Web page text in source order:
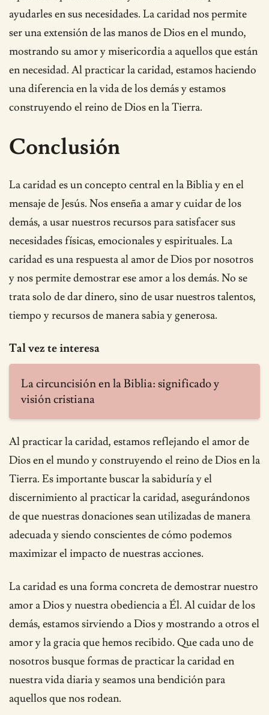
ayudarles en sus necesidades. La caridad nos permite
ser una extensión de las manos de Dios en el mundo,
mostrando su amor y misericordia a aquellos que están
en necesidad. Al practicar la caridad, estamos haciendo
una diferencia en la vida de los demás y estamos
construyendo el reino de Dios en la Tierra.
Conclusión
La caridad es un concepto central en la Biblia y en el
mensaje de Jesús. Nos enseña a amar y cuidar de los
demás, a usar nuestros recursos para satisfacer sus
necesidades físicas, emocionales y espirituales. La
caridad es una respuesta al amor de Dios por nosotros
y nos permite demostrar ese amor a los demás. No se
trata solo de dar dinero, sino de usar nuestros talentos,
tiempo y recursos de manera sabia y generosa.
Tal vez te interesa
La circuncisión en la Biblia: significado y
visión cristiana
Al practicar la caridad, estamos reflejando el amor de
Dios en el mundo y construyendo el reino de Dios en la
Tierra. Es importante buscar la sabiduría y el
discernimiento al practicar la caridad, asegurándonos
de que nuestras donaciones sean utilizadas de manera
adecuada y siendo conscientes de cómo podemos
maximizar el impacto de nuestras acciones.
La caridad es una forma concreta de demostrar nuestro
amor a Dios y nuestra obediencia a Él. Al cuidar de los
demás, estamos sirviendo a Dios y mostrando a otros el
amor y la gracia que hemos recibido. Que cada uno de
nosotros busque formas de practicar la caridad en
nuestra vida diaria y seamos una bendición para
aquellos que nos rodean.